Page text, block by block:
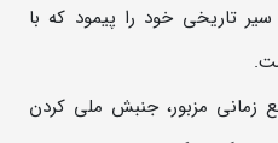
از سیر تاریخی خود را پیمود که با
.
مقطع زمانی مزبور، جنبش ملی کردن